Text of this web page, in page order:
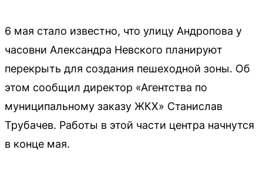
6 мая стало известно, что улицу Андропова у
часовни Александра Невского планируют
перекрыть для создания пешеходной зоны. Об
этом сообщил директор «Агентства по
муниципальному заказу ЖКХ» Станислав
Трубачев. Работы в этой части центра начнутся
в конце мая.